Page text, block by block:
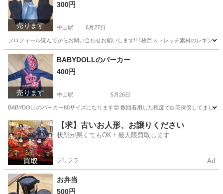
売ります
300円
中山駅 6月27日
プロフィール読んでからお問い合わせお願いします!! 1枚目ストレッチ素材のレギン
神奈川 横浜市 マタニティ用品
売ります
BABYDOLLのパーカー
400円
中山駅 5月26日
BABYDOLLのパーカー80サイズになります😊 数回着用した程度で自宅保管してまし
神奈川 横浜市 中山駅 キッズ用品
【求】古いお人形、お譲りください
状態が悪くてもOK！最大限買取します
プリフラ Ad
お弁当
500円